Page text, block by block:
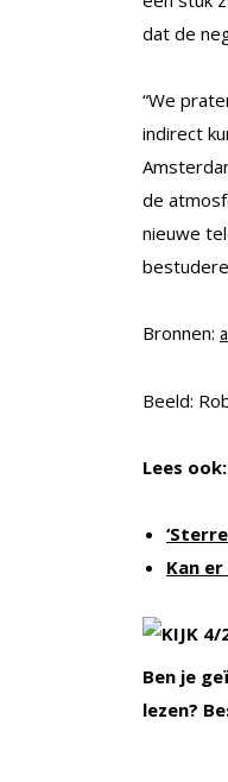
dat de
“We
indirect
de
nieuwe
Bronnen:
Beeld:
Lees ook:
Kan
Ben je
lezen?